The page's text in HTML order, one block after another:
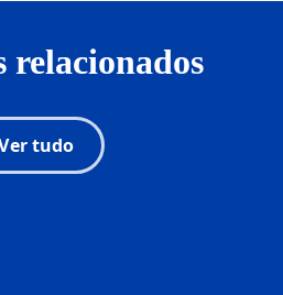
relacionados
tudo